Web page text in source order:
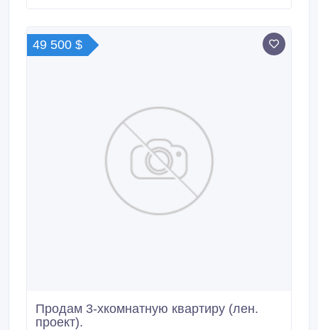
49 500 $
Продам 3-хкомнатную квартиру (лен.
проект).